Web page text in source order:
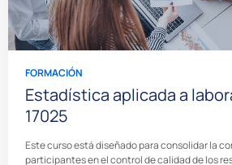
FORMACIÓN
Estadística aplicada a
17025
Este curso está diseñado para consolidar la
participantes en el control de calidad de los